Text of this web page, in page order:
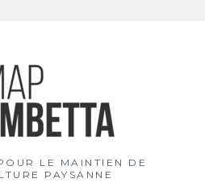
LE MAINTIEN DE
PAYSANNE